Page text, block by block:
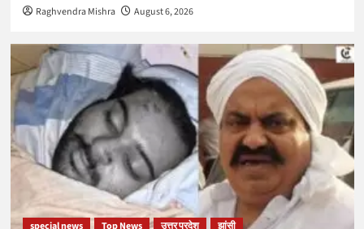
Raghvendra Mishra August 6, 2026
special news Top News उत्तर प्रदेश झांसी